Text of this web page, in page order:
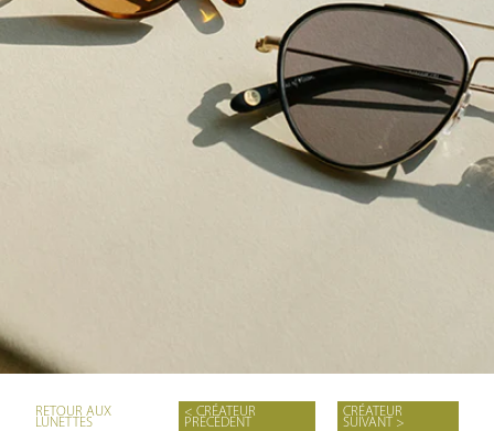
RETOUR AUX
LUNETTES
< CRÉATEUR
PRÉCÉDENT
CRÉATEUR
SUIVANT >